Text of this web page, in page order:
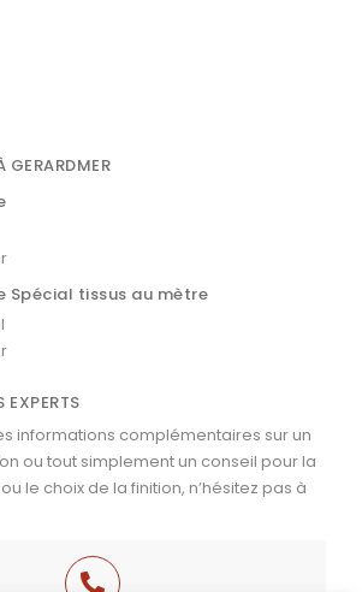
Spécial tissus au mètre
informations complémentaires sur un
ou tout simplement un conseil pour la
le choix de la finition, n’hésitez pas à